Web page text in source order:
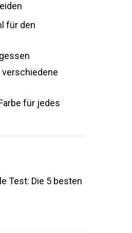
für den
für jedes
Test: Die 5 besten